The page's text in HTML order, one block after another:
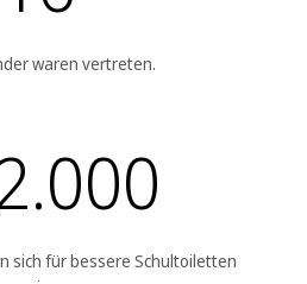
waren vertreten.
sich für bessere Schultoiletten